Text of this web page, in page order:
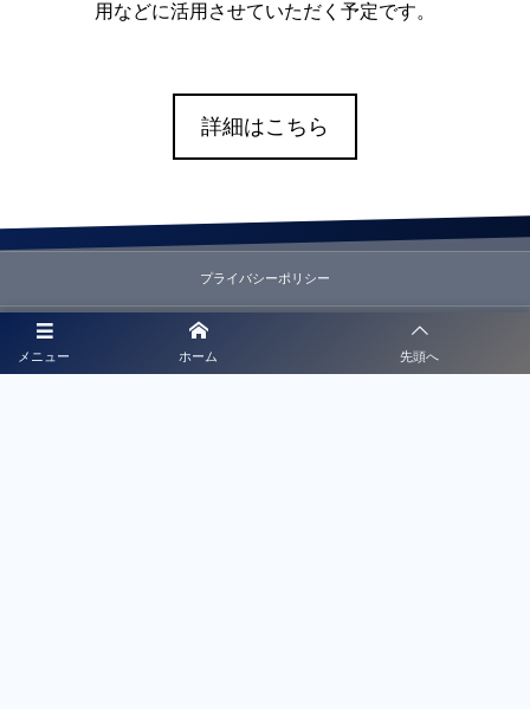
用などに活用させていただく予定です。
詳細はこちら
メニュー ホーム 先頭へ
プライバシーポリシー